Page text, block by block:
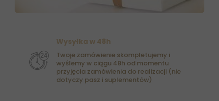
Wysyłka w 48h
Twoje zamówienie skompletujemy i
wyślemy w ciągu 48h od momentu
przyjęcia zamówienia do realizacji (nie
dotyczy pasz i suplementów)